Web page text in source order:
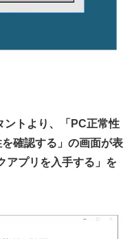
トより、「PC正常性
確認する」の画面が表
アプリを入手する」を